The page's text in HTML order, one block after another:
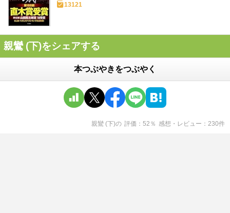
13121
親鸞 (下)をシェアする
本つぶやきをつぶやく
親鸞 (下)の 評価 52 ％ 感想・レビュー 230件